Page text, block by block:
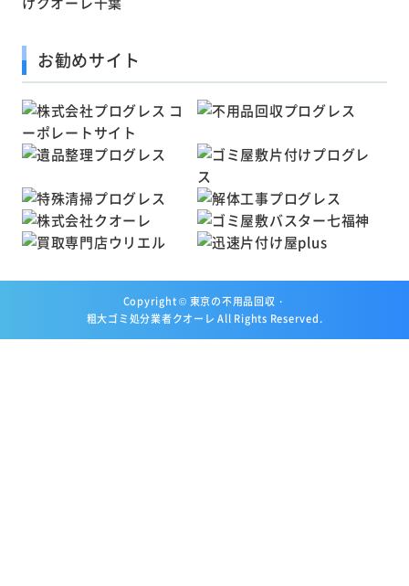
お勧めサイト
Copyright © 東京の不用品回収・
粗大ゴミ処分業者クオーレ All Rights Reserved.